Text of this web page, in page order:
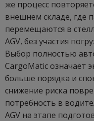
же процесс
внешнем складе, где
перемещаются в
AGV, без участия
Выбор полностью
CargoMatic означает
больше порядка и
снижение риска
потребность в
AGV на этапе